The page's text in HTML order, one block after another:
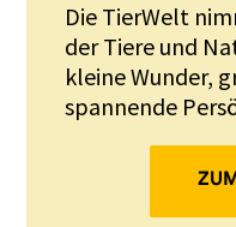
Die TierWelt
der Tiere und
kleine Wunder,
spannende